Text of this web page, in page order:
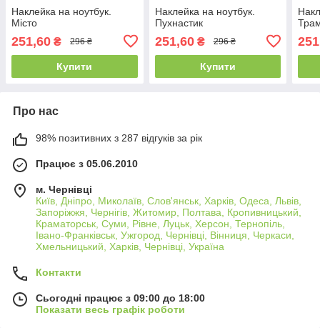
Наклейка на ноутбук.
Місто
251,60 ₴ 296 ₴
Купити
Наклейка на ноутбук.
Пухнастик
251,60₴ 296 ₴
Купити
Про нас
98% позитивних з 287 відгуків за рік
Працює з 05.06.2010
м. Чернівці
Київ, Дніпро, Миколаїв, Слов'янськ, Харків, Одеса, Львів,
Запоріжжя, Чернігів, Житомир, Полтава, Кропивницький,
Краматорськ, Суми, Рівне, Луцьк, Херсон, Тернопіль,
Івано-Франківськ, Ужгород, Чернівці, Вінниця, Черкаси,
Хмельницький, Харків, Чернівці, Україна
Контакти
Сьогодні працює з 09:00 до 18:00
Показати весь графік роботи